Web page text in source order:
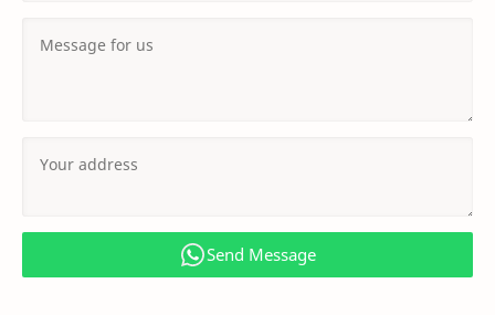
Send Message